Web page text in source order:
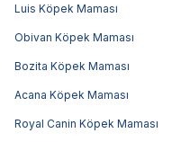
Luis Köpek Maması
Obivan Köpek Maması
Bozita Köpek Maması
Acana Köpek Maması
Royal Canin Köpek Maması